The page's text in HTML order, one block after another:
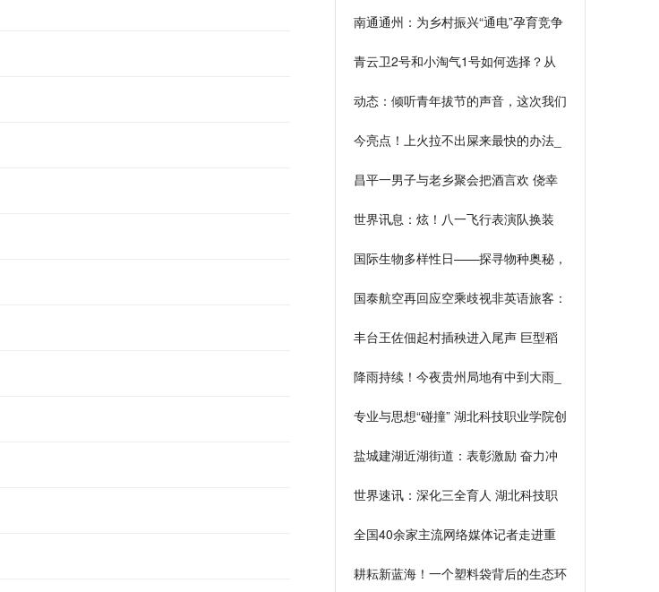
南通通州：为乡村振兴“通电”孕育竞争
青云卫2号和小淘气1号如何选择？从
动态：倾听青年拔节的声音，这次我们
今亮点！上火拉不出屎来最快的办法_
昌平一男子与老乡聚会把酒言欢 侥幸
世界讯息：炫！八一飞行表演队换装
国际生物多样性日——探寻物种奥秘，
国泰航空再回应空乘歧视非英语旅客：
丰台王佐佃起村插秧进入尾声 巨型稻
降雨持续！今夜贵州局地有中到大雨_
专业与思想“碰撞” 湖北科技职业学院创
盐城建湖近湖街道：表彰激励 奋力冲
世界速讯：深化三全育人 湖北科技职
全国40余家主流网络媒体记者走进重
耕耘新蓝海！一个塑料袋背后的生态环